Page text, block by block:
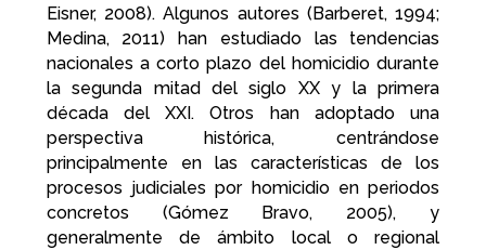
Eisner, 2008). Algunos autores (Barberet, 1994;
Medina, 2011) han estudiado las tendencias
nacionales a corto plazo del homicidio durante
la segunda mitad del siglo XX y la primera
década del XXI. Otros han adoptado una
perspectiva histórica, centrándose
principalmente en las características de los
procesos judiciales por homicidio en periodos
concretos (Gómez Bravo, 2005), y
generalmente de ámbito local o regional